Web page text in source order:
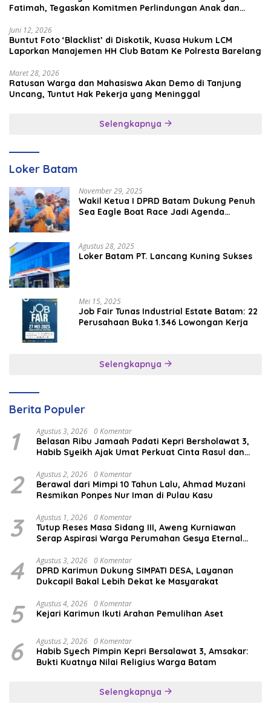
Fatimah, Tegaskan Komitmen Perlindungan Anak dan
Juni 12, 2026
Buntut Foto ‘Blacklist’ di Diskotik, Kuasa Hukum LCM
Laporkan Manajemen HH Club Batam Ke Polresta Barelang
Maret 28, 2026
Ratusan Warga dan Mahasiswa Akan Demo di Tanjung
Uncang, Tuntut Hak Pekerja yang Meninggal
Selengkapnya
Loker Batam
November 29, 2025
Wakil Ketua I DPRD Batam Dukung Penuh
Sea Eagle Boat Race Jadi Agenda
Agustus 28, 2025
Loker Batam PT. Lancang Kuning Sukses
Mei 15, 2025
Job Fair Tunas Industrial Estate Batam: 22
Perusahaan Buka 1.346 Lowongan Kerja
Selengkapnya
Berita Populer
1 Agustus 3, 2026 0 Komentar
Belasan Ribu Jamaah Padati Kepri Bersholawat 3,
Habib Syeikh Ajak Umat Perkuat Cinta Rasul dan
2 Agustus 2, 2026 0 Komentar
Berawal dari Mimpi 10 Tahun Lalu, Ahmad Muzani
Resmikan Ponpes Nur Iman di Pulau Kasu
3 Agustus 1, 2026 0 Komentar
Tutup Reses Masa Sidang III, Aweng Kurniawan
Serap Aspirasi Warga Perumahan Gesya Eternal
4 Agustus 3, 2026 0 Komentar
DPRD Karimun Dukung SIMPATI DESA, Layanan
Dukcapil Bakal Lebih Dekat ke Masyarakat
5 Agustus 4, 2026 0 Komentar
Kejari Karimun Ikuti Arahan Pemulihan Aset
6 Agustus 2, 2026 0 Komentar
Habib Syech Pimpin Kepri Bersalawat 3, Amsakar:
Bukti Kuatnya Nilai Religius Warga Batam
Selengkapnya